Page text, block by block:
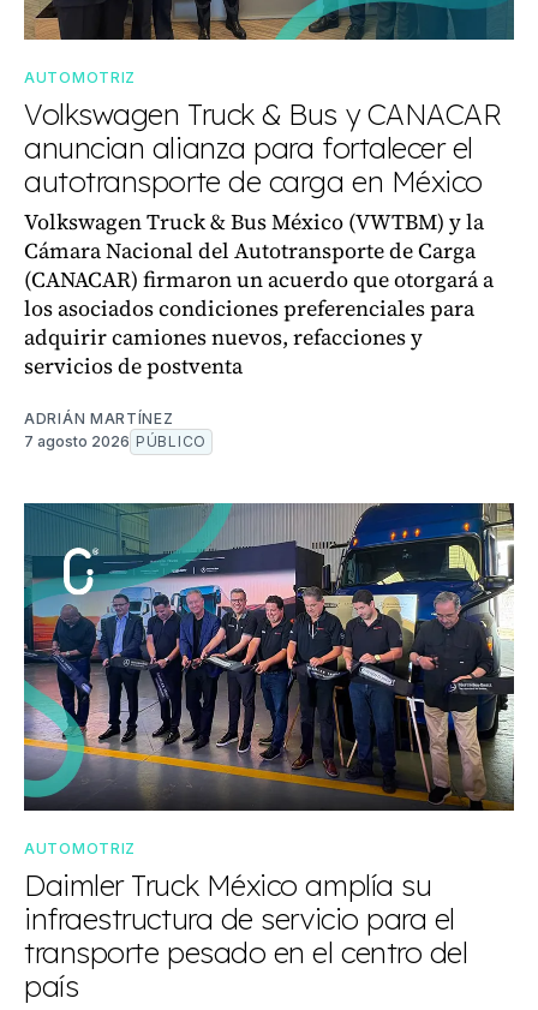
AUTOMOTRIZ
Volkswagen Truck & Bus y CANACAR
anuncian alianza para fortalecer el
autotransporte de carga en México
Volkswagen Truck & Bus México (VWTBM) y la
Cámara Nacional del Autotransporte de Carga
(CANACAR) firmaron un acuerdo que otorgará a
los asociados condiciones preferenciales para
adquirir camiones nuevos, refacciones y
servicios de postventa
ADRIÁN MARTÍNEZ
7 agosto 2026 PÚBLICO
AUTOMOTRIZ
Daimler Truck México amplía su
infraestructura de servicio para el
transporte pesado en el centro del
país